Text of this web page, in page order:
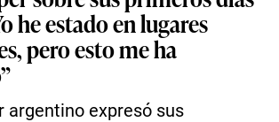
he estado en lugares
pero esto me ha
argentino expresó sus